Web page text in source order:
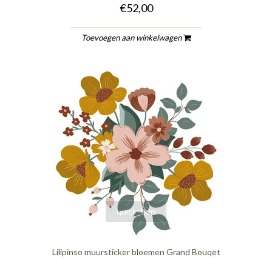
€52,00
Toevoegen aan winkelwagen
quickshop
Lilipinso muursticker bloemen Grand Bouqet